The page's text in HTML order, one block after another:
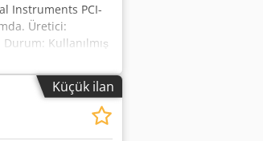
Instruments PCI-
Üretici:
Kullanılmış
doğrulandı
Dijital Giriş/Çıkış:
NI MAX yazılımı
ortamdan
Küçük ilan